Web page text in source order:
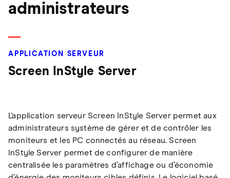
administrateurs
APPLICATION SERVEUR
Screen InStyle Server
L'application serveur Screen InStyle Server permet aux
administrateurs système de gérer et de contrôler les
moniteurs et les PC connectés au réseau. Screen
InStyle Server permet de configurer de manière
centralisée les paramètres d’affichage ou d’économie